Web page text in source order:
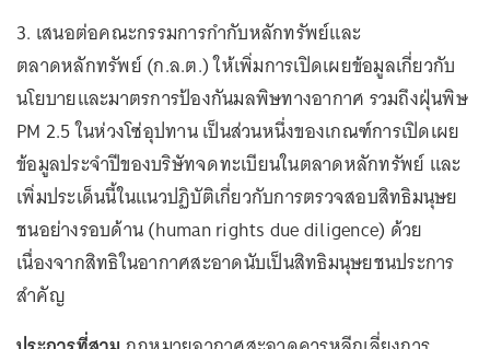
3. เสนอต่อคณะกรรมการกำกับหลักทรัพย์และ
ตลาดหลักทรัพย์ (ก.ล.ต.) ให้เพิ่มการเปิดเผยข้อมูลเกี่ยวกับ
นโยบายและมาตรการป้องกันมลพิษทางอากาศ รวมถึงฝุ่นพิษ
PM 2.5 ในห่วงโซ่อุปทาน เป็นส่วนหนึ่งของเกณฑ์การเปิดเผย
ข้อมูลประจำปีของบริษัทจดทะเบียนในตลาดหลักทรัพย์ และ
เพิ่มประเด็นนี้ในแนวปฏิบัติเกี่ยวกับการตรวจสอบสิทธิมนุษย
ชนอย่างรอบด้าน (human rights due diligence) ด้วย
เนื่องจากสิทธิในอากาศสะอาดนับเป็นสิทธิมนุษยชนประการ
สำคัญ